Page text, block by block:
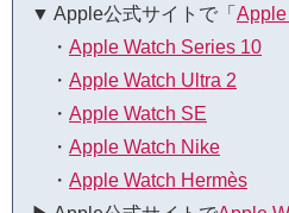
▼ Apple公式サイトで「 Apple
・ Apple Watch Series 10
・ Apple Watch Ultra 2
・ Apple Watch SE
・ Apple Watch Nike
・ Apple Watch Hermès